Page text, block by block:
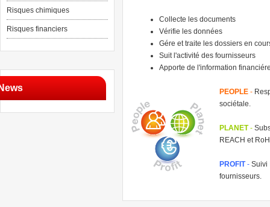
Risques chimiques
Risques financiers
Collecte les documents
Vérifie les données
Gére et traite les dossiers en
Suit l'activité des fournisseurs
Apporte de l'information
PEOPLE -
sociétale.
PLANET-
REACH et
PROFIT- Suivi
fournisseurs.